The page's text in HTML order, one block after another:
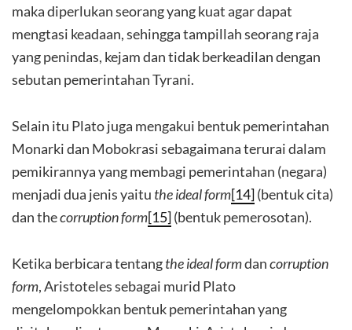
maka diperlukan seorang yang kuat agar dapat
mengtasi keadaan, sehingga tampillah seorang raja
yang penindas, kejam dan tidak berkeadilan dengan
sebutan pemerintahan Tyrani.
Selain itu Plato juga mengakui bentuk pemerintahan
Monarki dan Mobokrasi sebagaimana terurai dalam
pemikirannya yang membagi pemerintahan (negara)
menjadi dua jenis yaitu the ideal form[14](bentuk cita)
dan thecorruption form[15](bentuk pemerosotan).
Ketika berbicara tentangthe ideal formdancorruption
form, Aristoteles sebagai murid Plato
mengelompokkan bentuk pemerintahan yang